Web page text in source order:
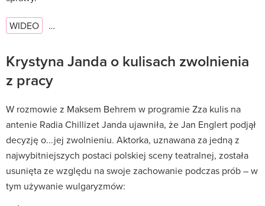
WIDEO …
Krystyna Janda o kulisach zwolnienia
z pracy
W rozmowie z Maksem Behrem w programie Zza kulis na
antenie Radia Chillizet Janda ujawniła, że Jan Englert podjął
decyzję o...jej zwolnieniu. Aktorka, uznawana za jedną z
najwybitniejszych postaci polskiej sceny teatralnej, została
usunięta ze względu na swoje zachowanie podczas prób – w
tym używanie wulgaryzmów: